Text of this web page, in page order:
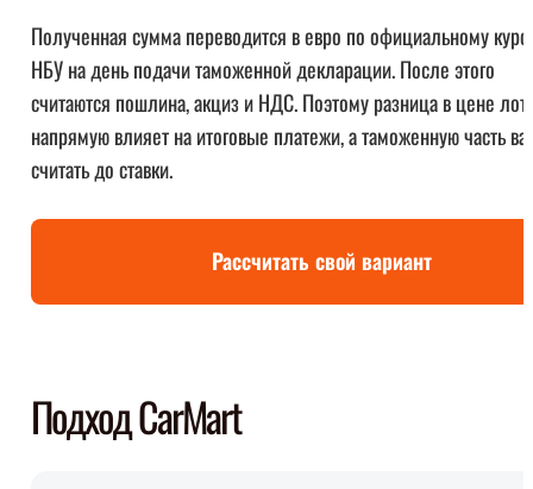
Полученная сумма переводится в евро по официальному
НБУ на день подачи таможенной декларации. После этого
считаются пошлина, акциз и НДС. Поэтому разница в цене
напрямую влияет на итоговые платежи, а таможенную часть
считать до ставки.
Рассчитать свой вариант
Подход CarMart